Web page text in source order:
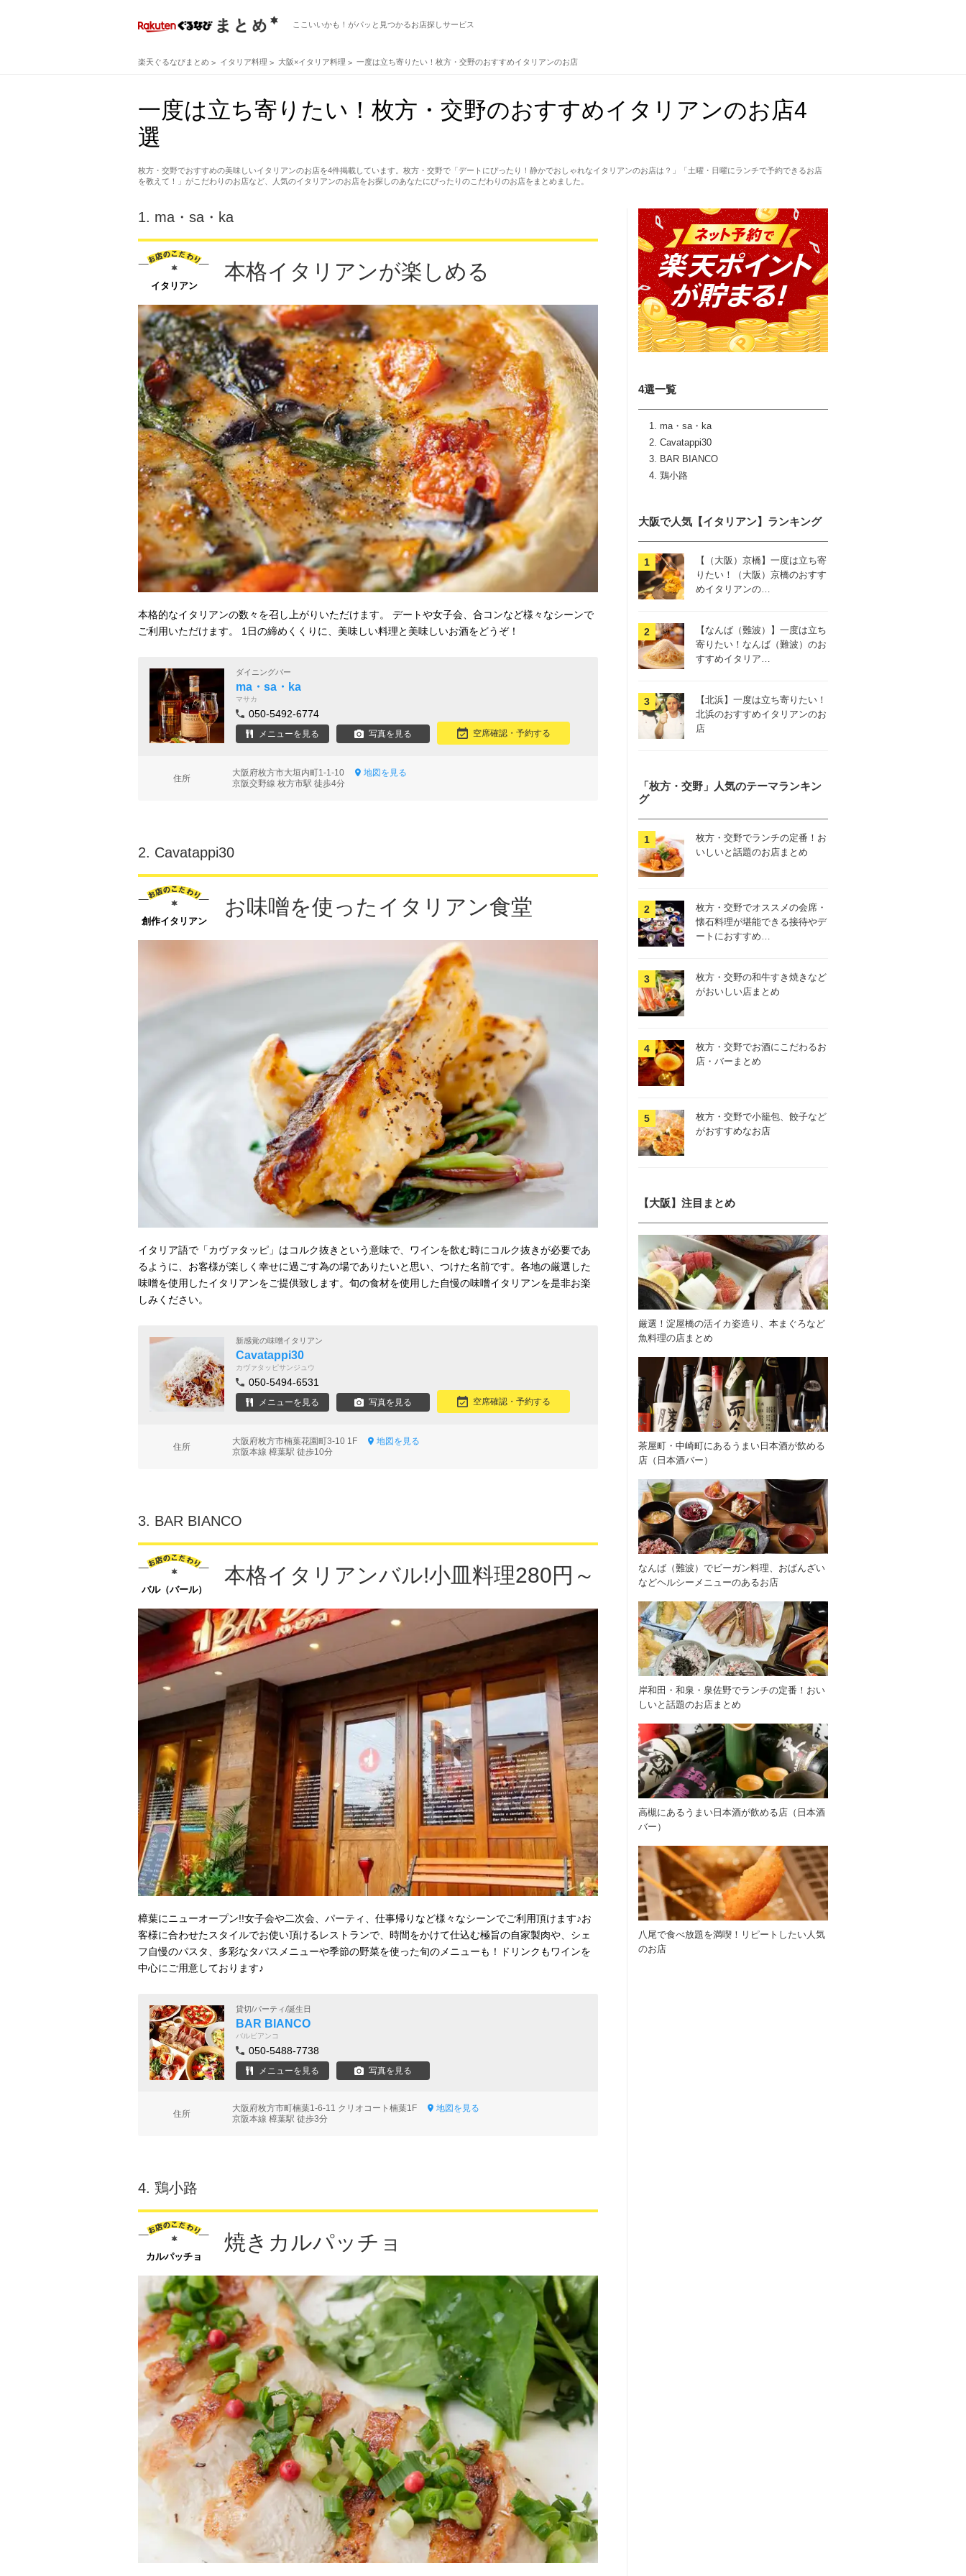
ここいいかも！がパッと見つかるお店探しサービス
楽天ぐるなびまとめ イタリア料理 大阪×イタリア料理 一度は立ち寄りたい！枚方・交野のおすすめイタリアンのお店
一度は立ち寄りたい！枚方・交野のおすすめイタリアンのお店4
選
枚方・交野でおすすめの美味しいイタリアンのお店を4件掲載しています。枚方・交野で「デートにぴったり！静かでおしゃれなイタリアンのお店は？」「土曜・日曜にランチで予約できるお店
を教えて！」がこだわりのお店など、人気のイタリアンのお店をお探しのあなたにぴったりのこだわりのお店をまとめました。
4選一覧
ma・sa・ka
Cavatappi30
BAR BIANCO
鶏小路
1. ma・sa・ka
イタリアン
本格イタリアンが楽しめる
本格的なイタリアンの数々を召し上がりいただけます。 デートや女子会、合コンなど様々なシーンで
ご利用いただけます。 1日の締めくくりに、美味しい料理と美味しいお酒をどうぞ！
ダイニングバー
ma・sa・ka
マサカ
050-5492-6774
メニューを見る 写真を見る 空席確認・予約する
住所
大阪府枚方市大垣内町1-1-10
地図を見る
京阪交野線 枚方市駅 徒歩4分
2. Cavatappi30
創作イタリアン
お味噌を使ったイタリアン食堂
イタリア語で「カヴァタッピ」はコルク抜きという意味で、ワインを飲む時にコルク抜きが必要であ
るように、お客様が楽しく幸せに過ごす為の場でありたいと思い、つけた名前です。各地の厳選した
味噌を使用したイタリアンをご提供致します。旬の食材を使用した自慢の味噌イタリアンを是非お楽
しみください。
新感覚の味噌イタリアン
Cavatappi30
カヴァタッピサンジュウ
050-5494-6531
メニューを見る 写真を見る 空席確認・予約する
住所
大阪府枚方市楠葉花園町3-10 1F
地図を見る
京阪本線 樟葉駅 徒歩10分
3. BAR BIANCO
バル（バール）
本格イタリアンバル!小皿料理280円～
樟葉にニューオープン!!女子会や二次会、パーティ、仕事帰りなど様々なシーンでご利用頂けます♪お
客様に合わせたスタイルでお使い頂けるレストランで、時間をかけて仕込む極旨の自家製肉や、シェ
フ自慢のパスタ、多彩なタパスメニューや季節の野菜を使った旬のメニューも！ドリンクもワインを
中心にご用意しております♪
貸切/パーティ/誕生日
BAR BIANCO
バルビアンコ
050-5488-7738
メニューを見る 写真を見る
住所
大阪府枚方市町楠葉1-6-11 クリオコート楠葉1F
地図を見る
京阪本線 樟葉駅 徒歩3分
4. 鶏小路
カルパッチョ
焼きカルパッチョ
大阪で人気【イタリアン】ランキング
【（大阪）京橋】一度は立ち寄
りたい！（大阪）京橋のおすす
めイタリアンの…
【なんば（難波）】一度は立ち
寄りたい！なんば（難波）のお
すすめイタリア…
【北浜】一度は立ち寄りたい！
北浜のおすすめイタリアンのお
店
「枚方・交野」人気のテーマランキン
グ
枚方・交野でランチの定番！お
いしいと話題のお店まとめ
枚方・交野でオススメの会席・
懐石料理が堪能できる接待やデ
ートにおすすめ…
枚方・交野の和牛すき焼きなど
がおいしい店まとめ
枚方・交野でお酒にこだわるお
店・バーまとめ
枚方・交野で小籠包、餃子など
がおすすめなお店
【大阪】注目まとめ
厳選！淀屋橋の活イカ姿造り、本まぐろなど
魚料理の店まとめ
茶屋町・中崎町にあるうまい日本酒が飲める
店（日本酒バー）
なんば（難波）でビーガン料理、おばんざい
などヘルシーメニューのあるお店
岸和田・和泉・泉佐野でランチの定番！おい
しいと話題のお店まとめ
高槻にあるうまい日本酒が飲める店（日本酒
バー）
八尾で食べ放題を満喫！リピートしたい人気
のお店